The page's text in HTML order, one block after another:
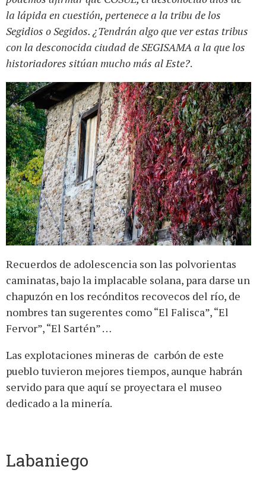
la lápida en cuestión, pertenece a la tribu de los
Segidios o Segidos. ¿Tendrán algo que ver estas tribus
con la desconocida ciudad de SEGISAMA a la que los
historiadores sitúan mucho más al Este?.
Recuerdos de adolescencia son las polvorientas
caminatas, bajo la implacable solana, para darse un
chapuzón en los recónditos recovecos del río, de
nombres tan sugerentes como “El Falisca”, “El
Fervor”, “El Sartén” …
Las explotaciones mineras de carbón de este
pueblo tuvieron mejores tiempos, aunque habrán
servido para que aquí se proyectara el museo
dedicado a la minería.
Labaniego